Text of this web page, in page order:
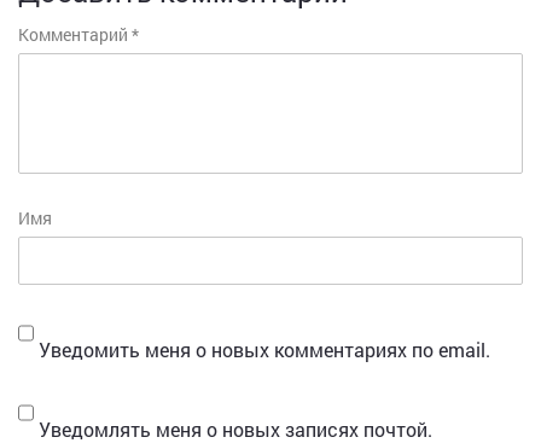
Комментарий *
Имя
Уведомить меня о новых комментариях по email.
Уведомлять меня о новых записях почтой.